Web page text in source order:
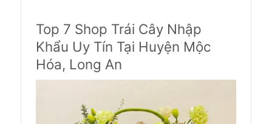
Top 7 Shop Trái Cây Nhập
Khẩu Uy Tín Tại Huyện Mộc
Hóa, Long An